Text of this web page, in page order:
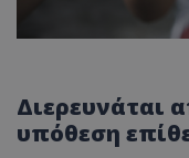
Διερευνάται
υπόθεση